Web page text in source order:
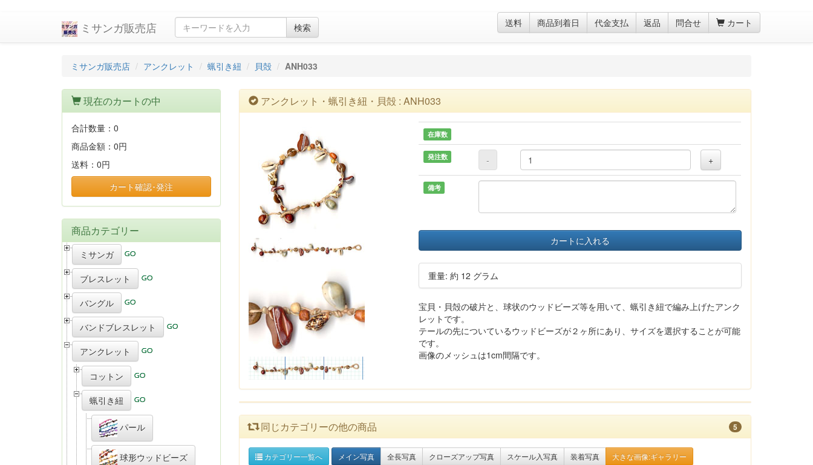
ミサンガ販売店 検索 送料 商品到着日 代金支払 返品 問合せ カート
ミサンガ販売店 アンクレット 蝋引き紐 貝殻 ANH033
アンクレット・蝋引き紐・貝殻 : ANH033
在庫数
発注数 - +
備考
カートに入れる
重量: 約 12 グラム
宝貝・貝殻の破片と、球状のウッドビーズ等を用いて、蝋引き紐で編み上げたアンク
レットです。
テールの先についているウッドビーズが２ヶ所にあり、サイズを選択することが可能
です。
画像のメッシュは1cm間隔です。
同じカテゴリーの他の商品 5
カテゴリー一覧へ メイン写真 全長写真 クローズアップ写真 スケール入写真 装着写真 大きな画像:ギャラリー
現在のカートの中
合計数量： 0
商品金額： 0円
送料： 0円
カート確認･発注
商品カテゴリー
ミサンガ
ブレスレット
バングル
バンドブレスレット
アンクレット
コットン
蝋引き紐
パール
球形ウッドビーズ